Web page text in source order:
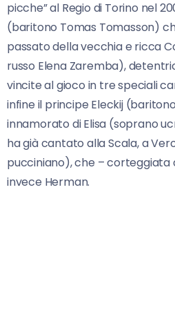
picche” al Regio di Torino nel
(baritono Tomas Tomasson)
passato della vecchia e ricca
russo Elena Zaremba),
vincite al gioco in tre speciali
infine il principe Eleckij
innamorato di Elisa (soprano
ha già cantato alla Scala, a
pucciniano), che – corteggiata
invece Herman.